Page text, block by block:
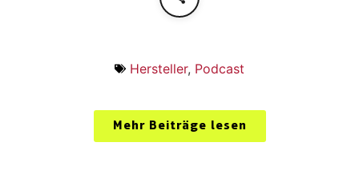
Hersteller, Podcast
Mehr Beiträge lesen